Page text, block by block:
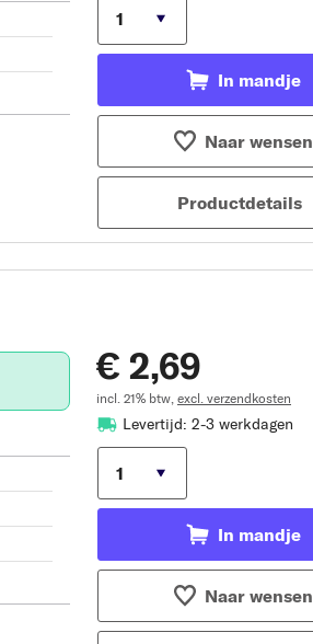
In mandje
Naar wensen
Productdetails
€ 2,69
incl. 21% btw, excl. verzendkosten
Levertijd: 2-3 werkdagen
In mandje
Naar wensen